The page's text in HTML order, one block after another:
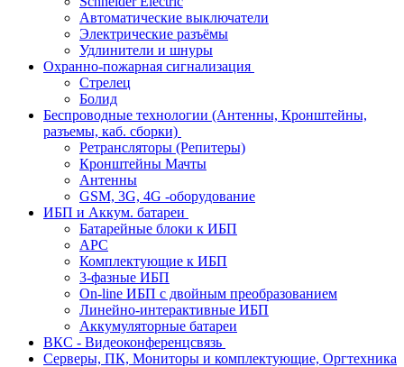
Автоматические выключатели
Электрические разъёмы
Удлинители и шнуры
Охранно-пожарная сигнализация
Стрелец
Болид
Беспроводные технологии (Антенны, Кронштейны,
разъемы, каб. сборки)
Ретрансляторы (Репитеры)
Кронштейны Мачты
Антенны
GSM, 3G, 4G -оборудование
ИБП и Аккум. батареи
Батарейные блоки к ИБП
APC
Комплектующие к ИБП
3-фазные ИБП
On-line ИБП с двойным преобразованием
Линейно-интерактивные ИБП
Аккумуляторные батареи
ВКС - Видеоконференцсвязь
Серверы, ПК, Мониторы и комплектующие, Оргтехника